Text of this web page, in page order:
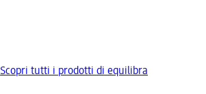
Scopri tutti i prodotti di equilibra